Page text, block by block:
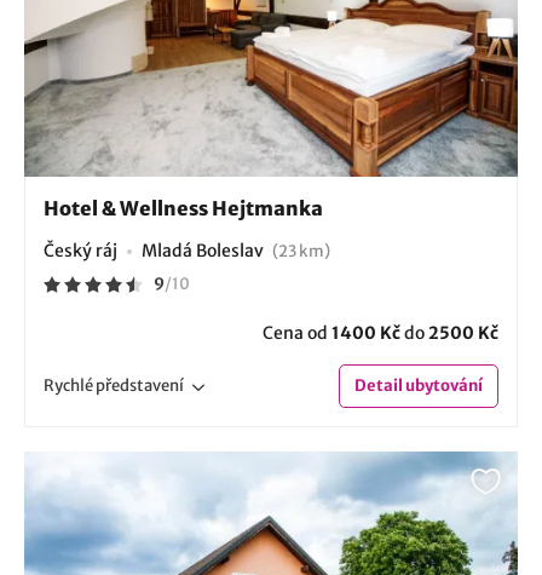
Hotel & Wellness Hejtmanka
Český ráj Mladá Boleslav (23 km)
9/10
Cena od 1400 Kčdo2500 Kč
Rychlépředstavení Detailubytování